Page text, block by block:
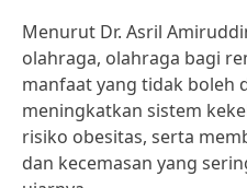
Menurut Dr. Asril
olahraga, olahraga bagi
manfaat yang tidak boleh
meningkatkan sistem
risiko obesitas, serta
dan kecemasan yang